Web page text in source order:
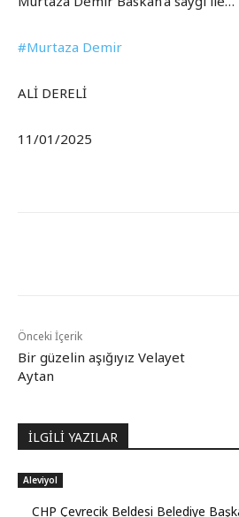
#Murtaza Demir
ALİ DERELİ
11/01/2025
Önceki İçerik
Bir güzelin aşığıyız Velayet
Aytan
İLGİLİ YAZILAR
Aleviyol
CHP Çevrecik Beldesi Belediye